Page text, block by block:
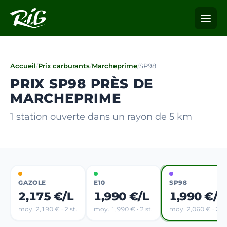
Accueil/Prix carburants/Marcheprime/SP98
PRIX SP98 PRÈS DE
MARCHEPRIME
1 station ouverte dans un rayon de 5 km
GAZOLE
2,175 €/L
moy. 2,190 € · 2 st.
E10
1,990 €/L
moy. 1,990 € · 2 st.
SP98
1,990 €/L
moy. 2,060 € · 2